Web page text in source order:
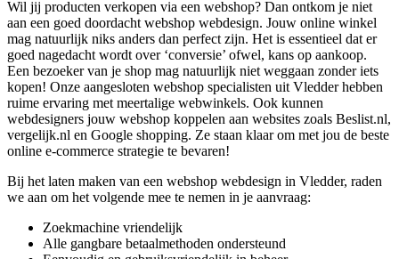
Wil jij producten verkopen via een webshop? Dan ontkom je niet
aan een goed doordacht webshop webdesign. Jouw online winkel
mag natuurlijk niks anders dan perfect zijn. Het is essentieel dat er
goed nagedacht wordt over ‘conversie’ ofwel, kans op aankoop.
Een bezoeker van je shop mag natuurlijk niet weggaan zonder iets
kopen! Onze aangesloten webshop specialisten uit Vledder hebben
ruime ervaring met meertalige webwinkels. Ook kunnen
webdesigners jouw webshop koppelen aan websites zoals Beslist.nl,
vergelijk.nl en Google shopping. Ze staan klaar om met jou de beste
online e-commerce strategie te bevaren!
Bij het laten maken van een webshop webdesign in Vledder, raden
we aan om het volgende mee te nemen in je aanvraag:
Zoekmachine vriendelijk
Alle gangbare betaalmethoden ondersteund